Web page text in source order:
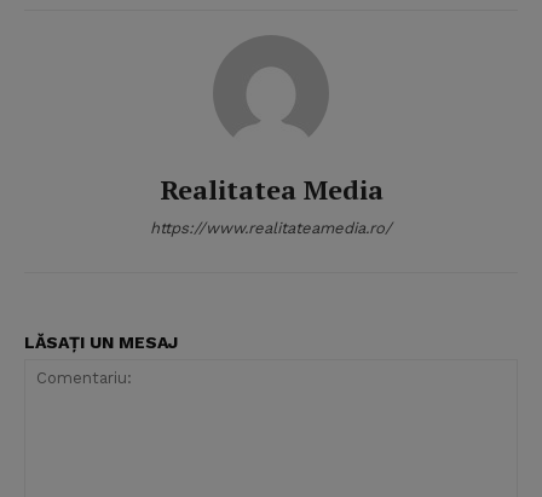
Realitatea Media
https://www.realitateamedia.ro/
LĂSAȚI UN MESAJ